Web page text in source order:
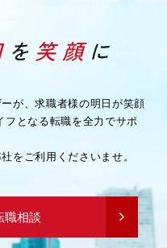
が、求職者様の明日が笑顔
フとなる転職を全力でサポ
をご利用くださいませ。
職相談